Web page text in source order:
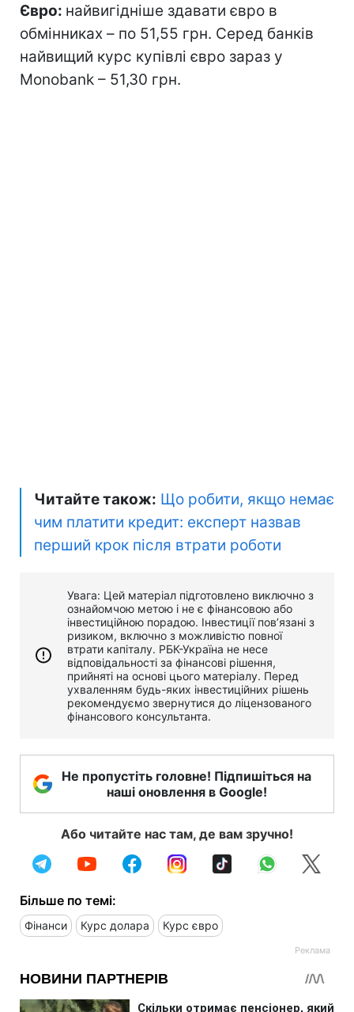
Євро: найвигідніше здавати євро в
обмінниках – по 51,55 грн. Серед банків
найвищий курс купівлі євро зараз у
Monobank – 51,30 грн.
Читайте також: Що робити, якщо немає
чим платити кредит: експерт назвав
перший крок після втрати роботи
Увага: Цей матеріал підготовлено виключно з
ознайомчою метою і не є фінансовою або
інвестиційною порадою. Інвестиції пов’язані з
ризиком, включно з можливістю повної
втрати капіталу. РБК-Україна не несе
відповідальності за фінансові рішення,
прийняті на основі цього матеріалу. Перед
ухваленням будь-яких інвестиційних рішень
рекомендуємо звернутися до ліцензованого
фінансового консультанта.
Не пропустіть головне! Підпишіться на
наші оновлення в Google!
Або читайте нас там, де вам зручно!
Більше по темі:
Фінанси Курс долара Курс євро